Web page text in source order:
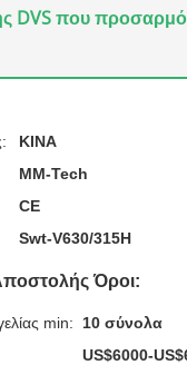
DVS που
ΚΙΝΑ
MM-Tech
CE
Swt-V630/315H
Όροι:
min:
10 σύνολα
US$6000-